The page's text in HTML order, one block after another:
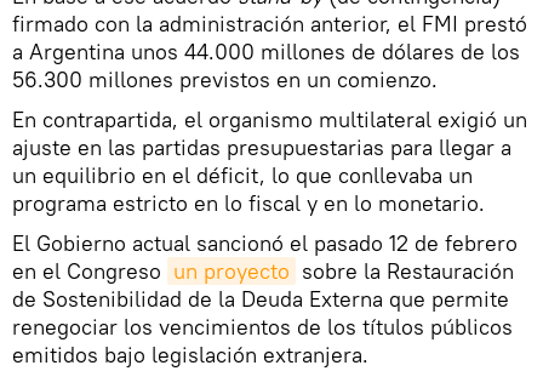
firmado con la administración anterior, el FMI prestó
a Argentina unos 44.000 millones de dólares de los
56.300 millones previstos en un comienzo.
En contrapartida, el organismo multilateral exigió un
ajuste en las partidas presupuestarias para llegar a
un equilibrio en el déficit, lo que conllevaba un
programa estricto en lo fiscal y en lo monetario.
El Gobierno actual sancionó el pasado 12 de febrero
en el Congreso un proyecto sobre la Restauración
de Sostenibilidad de la Deuda Externa que permite
renegociar los vencimientos de los títulos públicos
emitidos bajo legislación extranjera.